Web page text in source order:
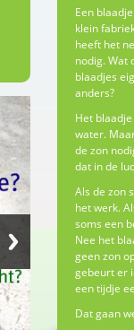
Een
klein
heeft het
nodig. Wat
blaadjes
anders?
Het
water.
de zon
dat in de
Als de zon
het werk.
soms een
Nee het
geen zon
gebeurt er
een tijdje
Dat gaan